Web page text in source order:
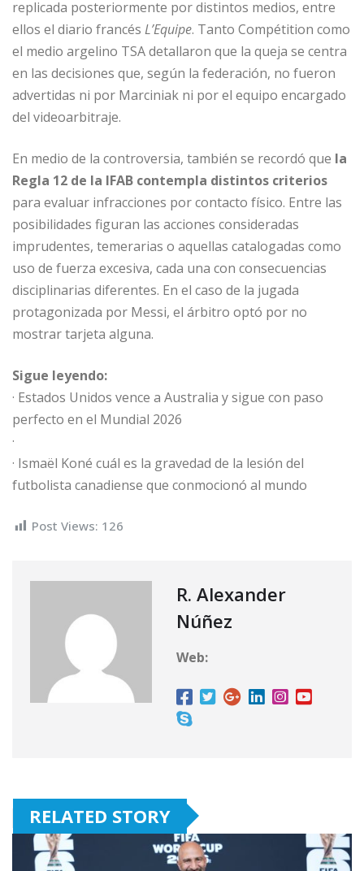
replicada posteriormente por distintos medios, entre
ellos el diario francés L’Equipe. Tanto Compétition como
el medio argelino TSA detallaron que la queja se centra
en las decisiones que, según la federación, no fueron
advertidas ni por Marciniak ni por el equipo encargado
del videoarbitraje.
En medio de la controversia, también se recordó que la
Regla 12 de la IFAB contempla distintos criterios
para evaluar infracciones por contacto físico. Entre las
posibilidades figuran las acciones consideradas
imprudentes, temerarias o aquellas catalogadas como
uso de fuerza excesiva, cada una con consecuencias
disciplinarias diferentes. En el caso de la jugada
protagonizada por Messi, el árbitro optó por no
mostrar tarjeta alguna.
Sigue leyendo:
· Estados Unidos vence a Australia y sigue con paso
perfecto en el Mundial 2026
·
· Ismaël Koné cuál es la gravedad de la lesión del
futbolista canadiense que conmocionó al mundo
Post Views: 126
R. Alexander
Núñez
Web:
RELATED STORY